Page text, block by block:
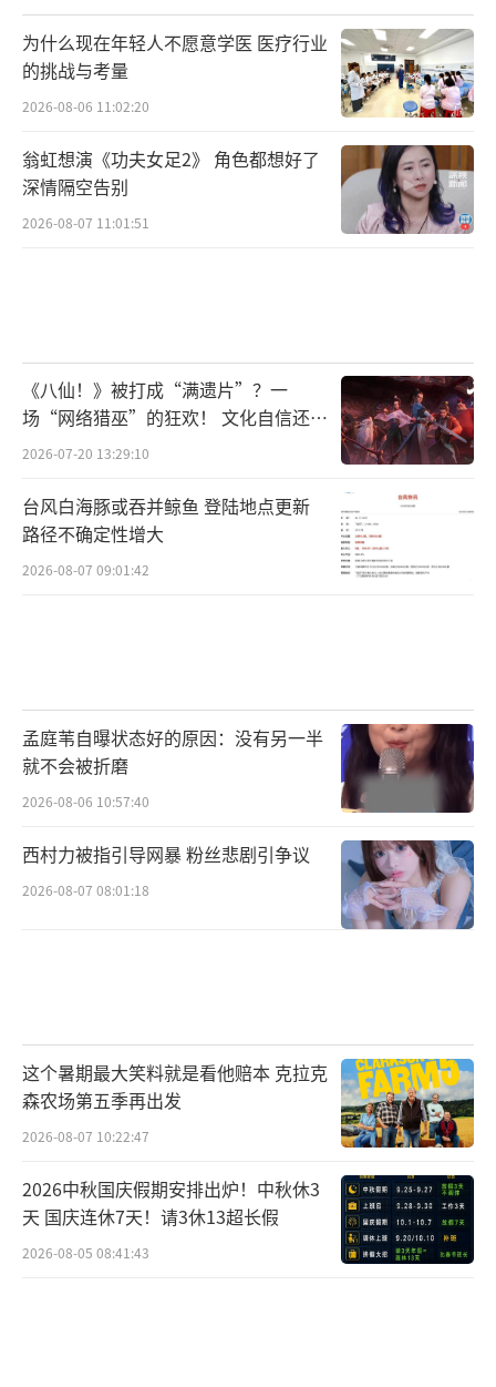
（谭凯饰）隐藏着特殊的身份，西装与长衫无
缝切换藏不住马万祺（马启越饰）玲珑剔透的
翩翩少年气。剧组通过对人物的生活细节、职
业细节，以及情感细节的写实描绘，还原人物
所处时代的风云激荡，从而让剧中人物身上的
闪光点更加真实，更具感染力。
婉等人虽身居平凡，但当面临时代变革所带来
的未知时，他们依然坦率面对，遇到困境坚守
心中最本真的信念，面临危险运用中国人特有
的勇敢和智慧，逐步成长为既平凡又伟大的时
代英雄，守卫家国安宁。一如导演杨振宇所
讲：“这个戏的核心高度是反法西斯统一战
77天筹备周期，100天拍摄时间，剧组平均
常驻570余人，高峰时达到1120人，动用各类
演员13000人次，两省六市实景搭建，制作各类
图纸10000张，制作服装880套、道具22273
件，战斗戏弹着点设置超过15000个……一连串
数字背后，是每一位演员和幕后人员对历史与
儿女赤字之心”。
为什么现在年轻人不愿意学医 医疗行业
的挑战与考量
2026-08-06 11:02:20
翁虹想演《功夫女足2》 角色都想好了
深情隔空告别
2026-08-07 11:01:51
《八仙！》被打成“满遗片”？一
场“网络猎巫”的狂欢！ 文化自信还是
焦虑？
2026-07-20 13:29:10
台风白海豚或吞并鲸鱼 登陆地点更新
路径不确定性增大
2026-08-07 09:01:42
孟庭苇自曝状态好的原因：没有另一半
就不会被折磨
2026-08-06 10:57:40
西村力被指引导网暴 粉丝悲剧引争议
2026-08-07 08:01:18
这个暑期最大笑料就是看他赔本 克拉克
森农场第五季再出发
2026-08-07 10:22:47
2026中秋国庆假期安排出炉！中秋休3
天 国庆连休7天！请3休13超长假
2026-08-05 08:41:43